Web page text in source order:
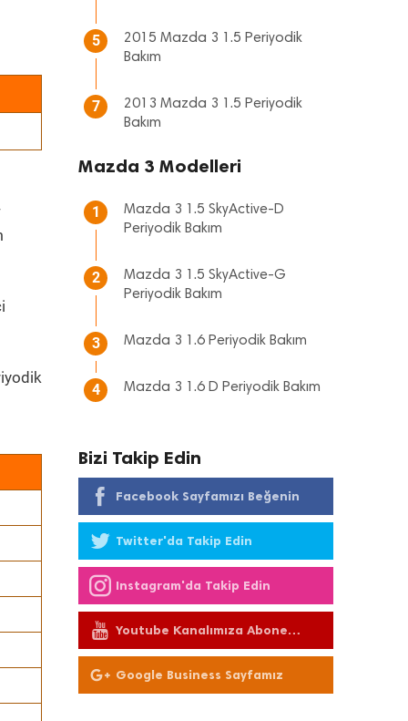
5
2015 Mazda 3 1.5 Periyodik
Bakım
7
2013 Mazda 3 1.5 Periyodik
Bakım
Mazda 3 Modelleri
1
Mazda 3 1.5 SkyActive-D
Periyodik Bakım
2
Mazda 3 1.5 SkyActive-G
Periyodik Bakım
3 Mazda 3 1.6 Periyodik Bakım
4 Mazda 3 1.6 D Periyodik Bakım
Bizi Takip Edin
Facebook Sayfamızı Beğenin
Twitter'da Takip Edin
Instagram'da Takip Edin
Youtube Kanalımıza Abone
Olun
Google Business Sayfamız